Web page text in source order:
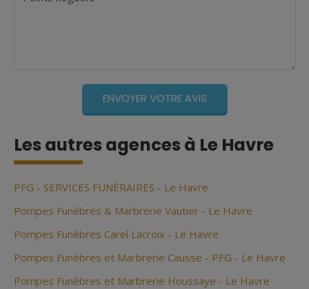
Les autres agences à Le Havre
PFG - SERVICES FUNÉRAIRES - Le Havre
Pompes Funèbres & Marbrerie Vautier - Le Havre
Pompes Funèbres Carel Lacroix - Le Havre
Pompes Funèbres et Marbrerie Causse - PFG - Le Havre
Pompes Funèbres et Marbrerie Houssaye - Le Havre